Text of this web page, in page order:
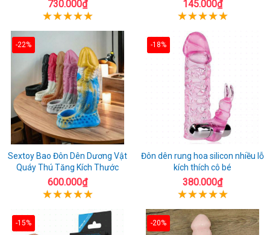
730.000₫ 145.000₫
-22%
Sextoy Bao Đôn Dên Dương Vật
Quáy Thú Tăng Kích Thước
600.000₫
-18%
Đôn dên rung hoa silicon nhiều lỗ
kích thích cô bé
380.000₫
-15% -20%